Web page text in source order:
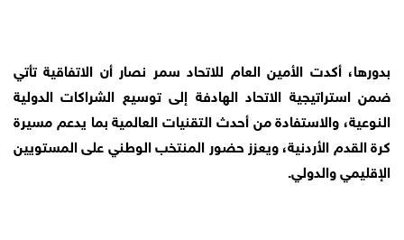
بدورها، أكدت الأمين العام للاتحاد سمر نصار أن الاتفاقية تأتي
ضمن استراتيجية الاتحاد الهادفة إلى توسيع الشراكات الدولية
النوعية، والاستفادة من أحدث التقنيات العالمية بما يدعم مسيرة
كرة القدم الأردنية، ويعزز حضور المنتخب الوطني على المستويين
الإقليمي والدولي.